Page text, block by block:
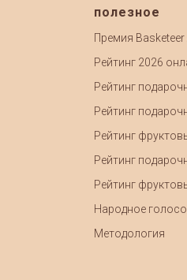
полезное
Премия
Рейтинг 2026
Рейтинг
Рейтинг
Рейтинг
Рейтинг
Рейтинг
Народное
Методология